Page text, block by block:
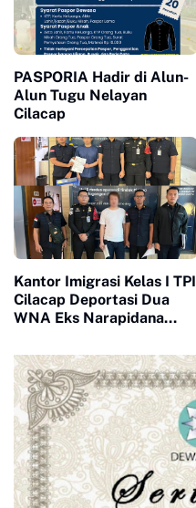
PASPORIA Hadir di Alun-
Alun Tugu Nelayan
Cilacap
Kantor Imigrasi Kelas I TPI
Cilacap Deportasi Dua
WNA Eks Narapidana